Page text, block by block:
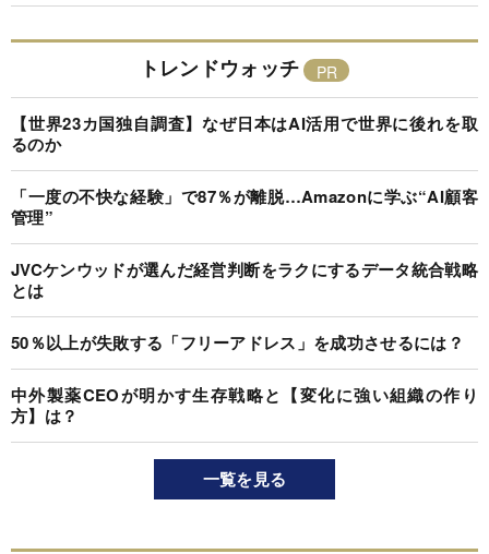
トレンドウォッチ
【世界23カ国独自調査】なぜ日本はAI活用で世界に後れを取
るのか
「一度の不快な経験」で87％が離脱…Amazonに学ぶ“AI顧客
管理”
JVCケンウッドが選んだ経営判断をラクにするデータ統合戦略
とは
50％以上が失敗する「フリーアドレス」を成功させるには？
中外製薬CEOが明かす生存戦略と【変化に強い組織の作り
方】は？
一覧を見る